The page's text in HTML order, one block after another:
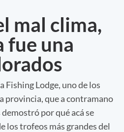
mal clima,
fue una
Fishing Lodge, uno de los
provincia, que a contramano
por qué acá se
los trofeos más grandes del